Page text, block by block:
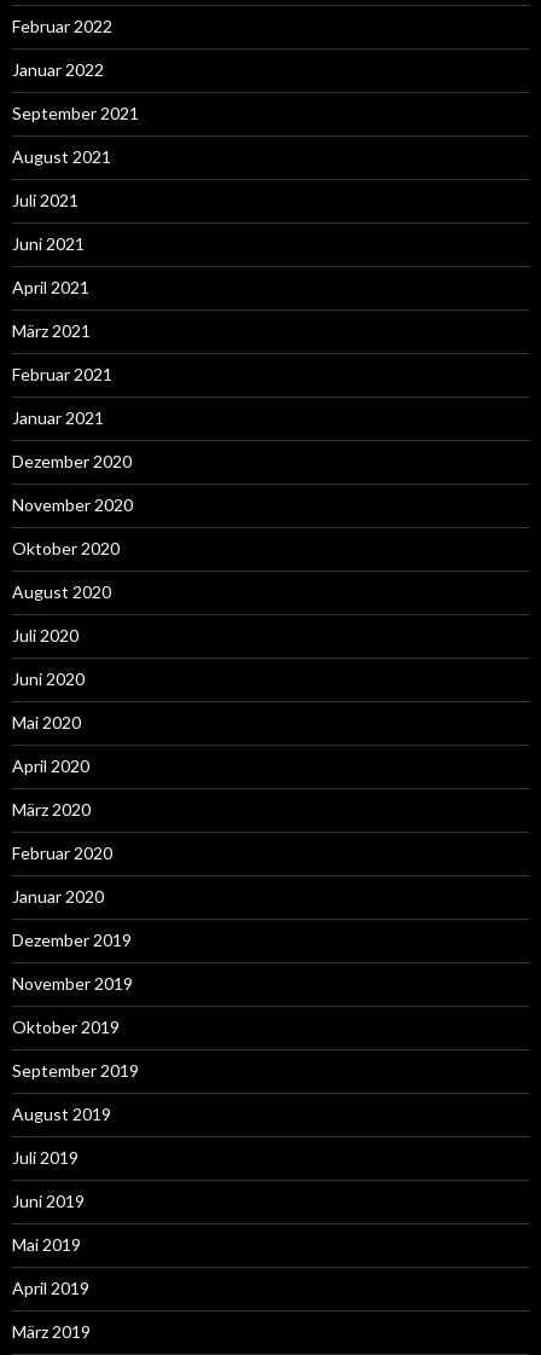
Februar 2022
Januar 2022
September 2021
August 2021
Juli 2021
Juni 2021
April 2021
März 2021
Februar 2021
Januar 2021
Dezember 2020
November 2020
Oktober 2020
August 2020
Juli 2020
Juni 2020
Mai 2020
April 2020
März 2020
Februar 2020
Januar 2020
Dezember 2019
November 2019
Oktober 2019
September 2019
August 2019
Juli 2019
Juni 2019
Mai 2019
April 2019
März 2019